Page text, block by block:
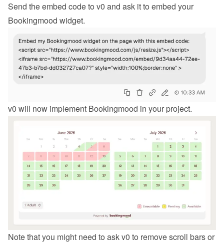
Send the embed code to v0 and ask it to embed your
Bookingmood widget.
v0 will now implement Bookingmood in your project.
Note that you might need to ask v0 to remove scroll bars or